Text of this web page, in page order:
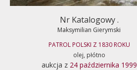
Nr Katalogowy .
Maksymilian Gierymski
PATROL POLSKI Z 1830 ROKU
olej, płótno
aukcja z 24 października 1999